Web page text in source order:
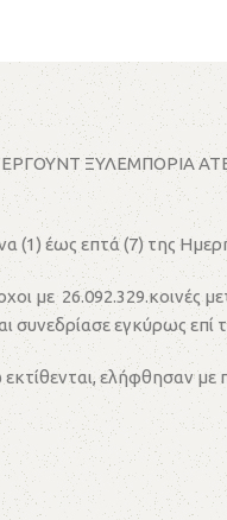
ΞΥΛΕΜΠΟΡΙΑ
(1) έως επτά (7) της
με 26.092.329.κοινές
συνεδρίασε εγκύρως
ελήφθησαν